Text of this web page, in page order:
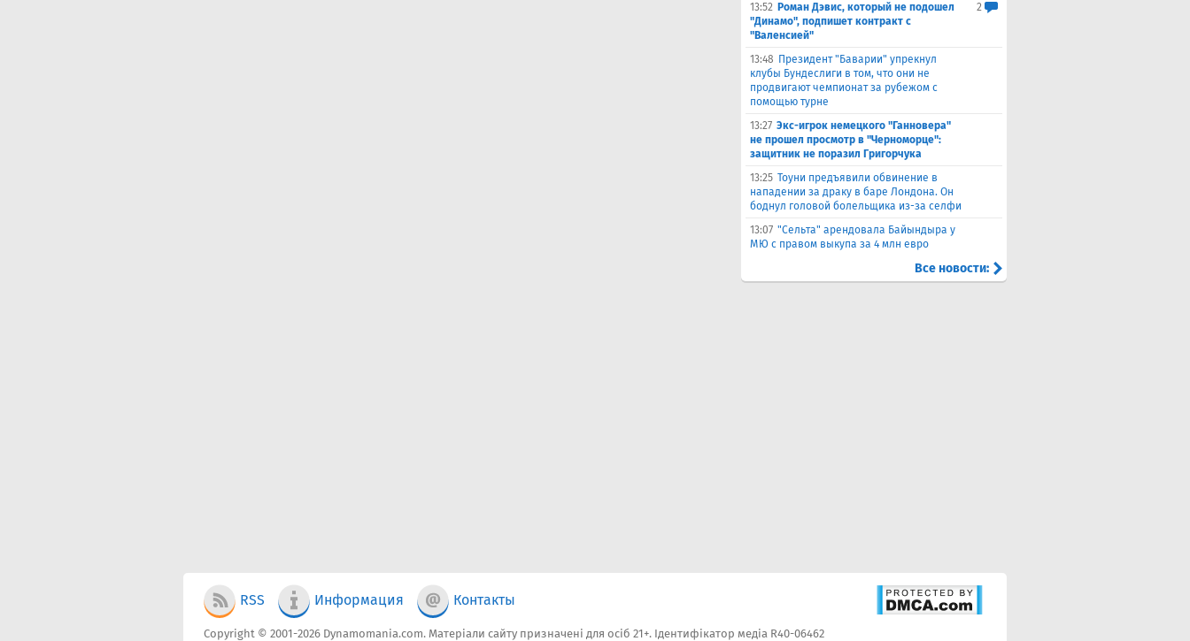
13:52 Роман Дэвис, который не подошел
"Динамо", подпишет контракт с
"Валенсией"
2
13:48 Президент "Баварии" упрекнул
клубы Бундеслиги в том, что они не
продвигают чемпионат за рубежом с
помощью турне
13:27 Экс-игрок немецкого "Ганновера"
не прошел просмотр в "Черноморце":
защитник не поразил Григорчука
13:25 Тоуни предъявили обвинение в
нападении за драку в баре Лондона. Он
боднул головой болельщика из-за селфи
13:07 "Сельта" арендовала Байындыра у
МЮ с правом выкупа за 4 млн евро
Все новости:
RSS Информация Контакты
Copyright © 2001-2026 Dynamomania.com. Матеріали сайту призначені для осіб 21+. Ідентифікатор медіа R40-06462